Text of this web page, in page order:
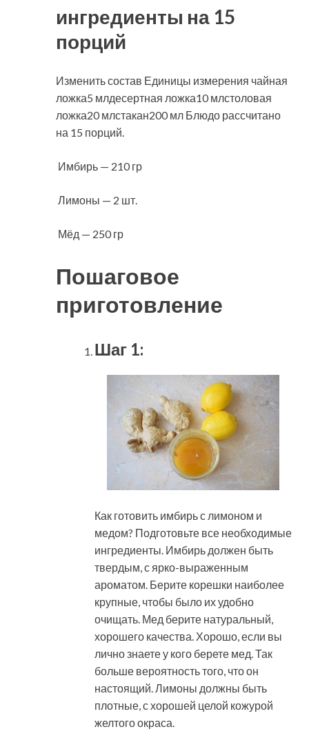
ингредиенты на 15
порций
Изменить состав Единицы измерения чайная
ложка5 млдесертная ложка10 млстоловая
ложка20 млстакан200 мл Блюдо рассчитано
на 15 порций.
Имбирь — 210 гр
Лимоны — 2 шт.
Мёд — 250 гр
Пошаговое
приготовление
Шаг 1:
Как готовить имбирь с лимоном и
медом? Подготовьте все необходимые
ингредиенты. Имбирь должен быть
твердым, с ярко-выраженным
ароматом. Берите корешки наиболее
крупные, чтобы было их удобно
очищать. Мед берите натуральный,
хорошего качества. Хорошо, если вы
лично знаете у кого берете мед. Так
больше вероятность того, что он
настоящий. Лимоны должны быть
плотные, с хорошей целой кожурой
желтого окраса.